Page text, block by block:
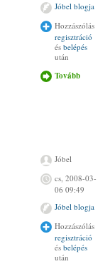
Tovább Miért
Jóbel blogja
Hozzászólás
regisztráció
és belépés
után
Jóbel
cs, 2008-03-
06 09:49
Jóbel blogja
Hozzászólás
regisztráció
és belépés
után